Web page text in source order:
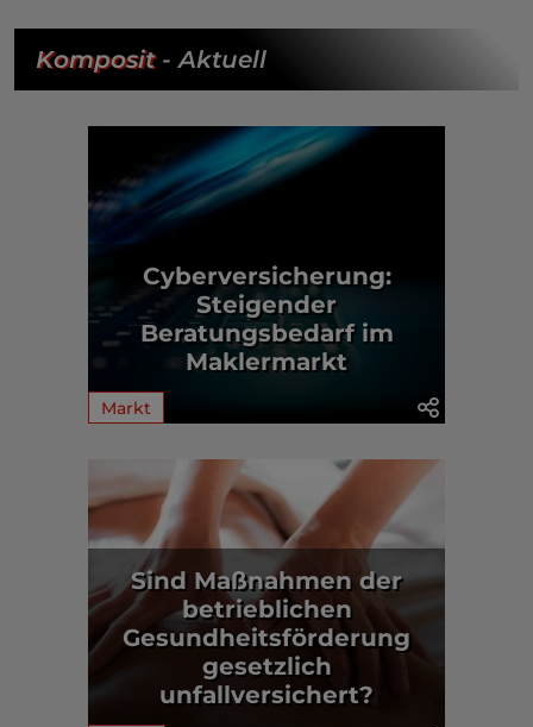
Komposit- Aktuell
Cyberversicherung:
Steigender
Beratungsbedarf im
Maklermarkt
Markt
Sind Maßnahmen der
betrieblichen
Gesundheitsförderung
gesetzlich
unfallversichert?